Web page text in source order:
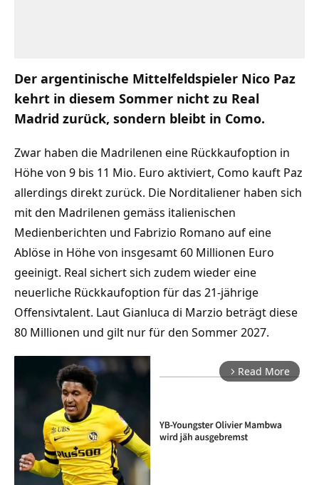
Der argentinische Mittelfeldspieler Nico Paz
kehrt in diesem Sommer nicht zu Real
Madrid zurück, sondern bleibt in Como.
Zwar haben die Madrilenen eine Rückkaufoption in
Höhe von 9 bis 11 Mio. Euro aktiviert, Como kauft Paz
allerdings direkt zurück. Die Norditaliener haben sich
mit den Madrilenen gemäss italienischen
Medienberichten und Fabrizio Romano auf eine
Ablöse in Höhe von insgesamt 60 Millionen Euro
geeinigt. Real sichert sich zudem wieder eine
neuerliche Rückkaufoption für das 21-jährige
Offensivtalent. Laut Gianluca di Marzio beträgt diese
80 Millionen und gilt nur für den Sommer 2027.
arrow_forward_ios Read More